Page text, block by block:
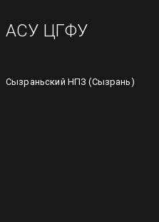
АСУ ЦГФУ
Сызраньский НПЗ (Сызрань)